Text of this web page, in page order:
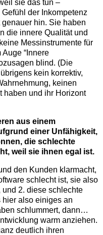
sie das tun –
der Inkompetenz
hin. Sie haben
die innere Qualität und
Messinstrumente für
“Innere
blind. (Die
kein korrektiv,
keinen
haben und ihr Horizont
aus einem
einer Unfähigkeit,
die schlechte
weil sie ihnen egal ist.
den Kunden klarmacht,
schlecht ist, sie also
2. diese schlechte
also einiges an
schlummert, dann…
warm anziehen.
deutlich ihren